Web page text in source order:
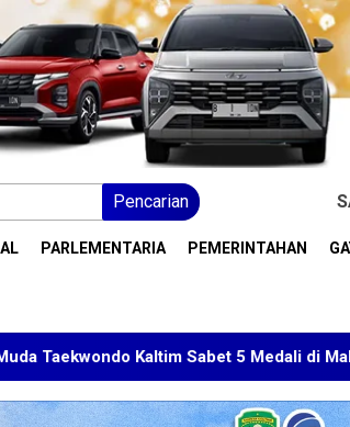
Pencarian
PARLEMENTARIA PEMERINTAHAN
Sabet 5 Medali di Malaysia Open 2026